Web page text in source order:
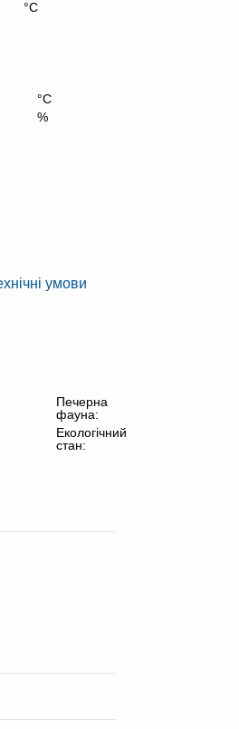
°С
°С
%
умови
Печерна
фауна:
Екологічний
стан: